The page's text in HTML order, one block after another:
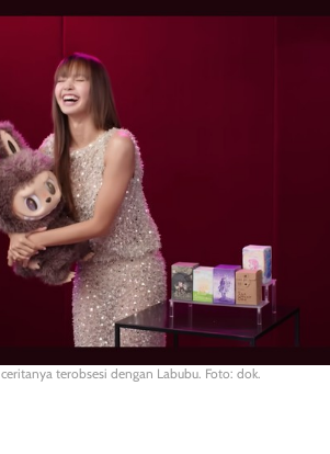
ceritanya terobsesi dengan Labubu. Foto: dok.